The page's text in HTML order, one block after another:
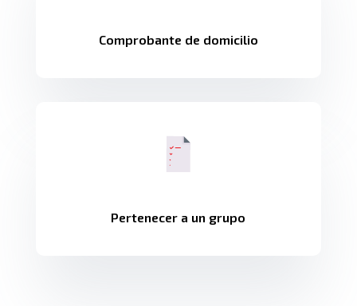
Comprobante de domicilio
Pertenecer a un grupo